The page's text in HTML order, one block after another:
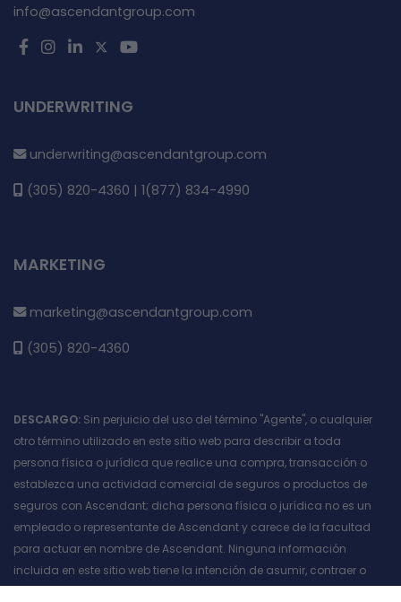
info@ascendantgroup.com
UNDERWRITING
underwriting@ascendantgroup.com
(305) 820-4360 | 1(877) 834-4990
MARKETING
marketing@ascendantgroup.com
(305) 820-4360
DESCARGO: Sin perjuicio del uso del término "Agente", o cualquier
otro término utilizado en este sitio web para describir a toda
persona física o jurídica que realice una compra, transacción o
establezca una actividad comercial de seguros o productos de
seguros con Ascendant; dicha persona física o jurídica no es un
empleado o representante de Ascendant y carece de la facultad
para actuar en nombre de Ascendant. Ninguna información
incluida en este sitio web tiene la intención de asumir, contraer o